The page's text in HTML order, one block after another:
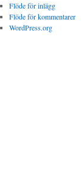
Flöde för inlägg
Flöde för kommentarer
WordPress.org